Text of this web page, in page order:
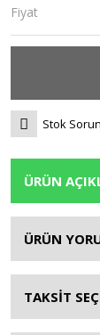
Fiyat
Stok
ÜRÜN
ÜRÜN
TAKSİT